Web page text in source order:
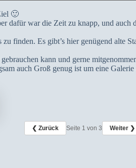
🙂
dafür war die Zeit zu knapp, und auch
finden. Es gibt’s hier genügend alte
kann und gerne
auch Groß genug ist um eine
❮ Zurück Seite 1 von 3 Weiter ❯